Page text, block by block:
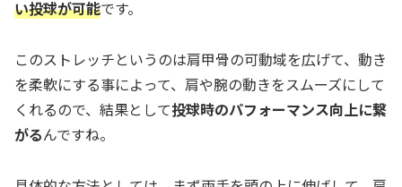
い投球が可能です。
このストレッチというのは肩甲骨の可動域を広げて、動き
を柔軟にする事によって、肩や腕の動きをスムーズにして
くれるので、結果として投球時のパフォーマンス向上に繋
がるんですね。